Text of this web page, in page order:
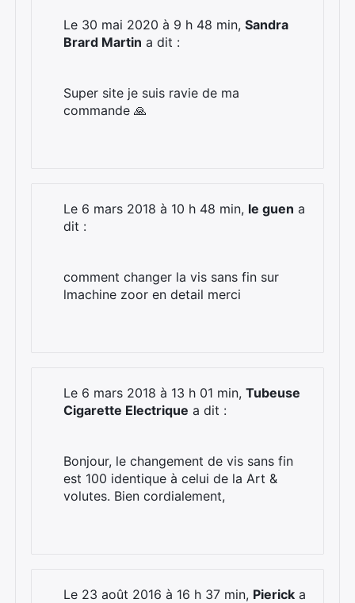
Le 30 mai 2020 à 9 h 48 min, Sandra
Brard Martin a dit :
Super site je suis ravie de ma
commande 🙏
Le 6 mars 2018 à 10 h 48 min, le guen a
dit :
comment changer la vis sans fin sur
lmachine zoor en detail merci
Le 6 mars 2018 à 13 h 01 min, Tubeuse
Cigarette Electrique a dit :
Bonjour, le changement de vis sans fin
est 100 identique à celui de la Art &
volutes. Bien cordialement,
Le 23 août 2016 à 16 h 37 min, Pierick a
: